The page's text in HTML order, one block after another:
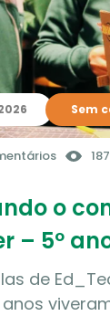
Sem
o
– 5º
de
anos